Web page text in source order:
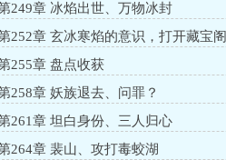
249章 冰焰出世、万物冰封
252章 玄冰寒焰的意识，打开藏宝阁
255章 盘点收获
258章 妖族退去、问罪？
261章 坦白身份、三人归心
264章 裴山、攻打毒蛟湖